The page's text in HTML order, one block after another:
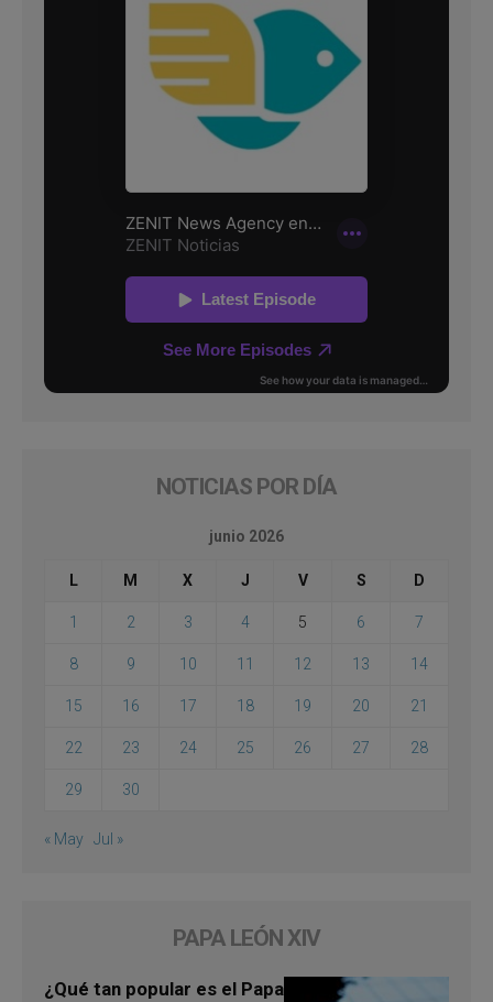
NOTICIAS POR DÍA
junio 2026
L M X J V S D
1 2 3 4 5 6 7
8 9 10 11 12 13 14
15 16 17 18 19 20 21
22 23 24 25 26 27 28
29 30
« May Jul »
PAPA LEÓN XIV
¿Qué tan popular es el Papa